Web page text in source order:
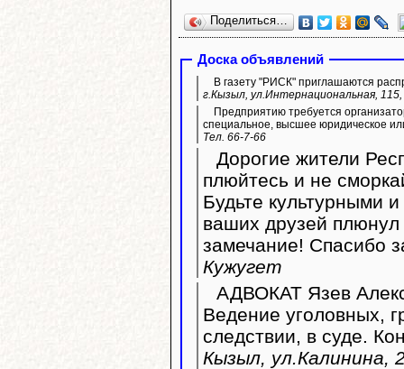
Поделиться…
Доска объявлений
В газету "РИСК" приглашаются
г.Кызыл, ул.Интернациональная,
Предприятию требуется
специальное, высшее юридическое
Тел. 66-7-66
Дорогие жители
плюйтесь и не
Будьте культурными
ваших друзей
замечание! Спасибо
Кужугет
АДВОКАТ Язев
Ведение уголовных,
следствии, в суде.
Кызыл, ул.Калинина,